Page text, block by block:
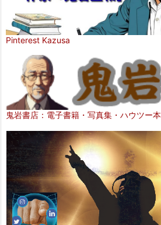
Pinterest Kazusa
鬼岩書店：電子書籍・写真集・ハウツー本